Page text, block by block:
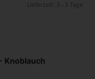
Lieferzeit: 3 - 5 Tage
Knoblauch